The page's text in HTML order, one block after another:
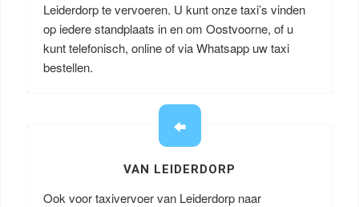
Leiderdorp te vervoeren. U kunt onze taxi’s vinden
op iedere standplaats in en om Oostvoorne, of u
kunt telefonisch, online of via Whatsapp uw taxi
bestellen.
VAN LEIDERDORP
Ook voor taxivervoer van Leiderdorp naar